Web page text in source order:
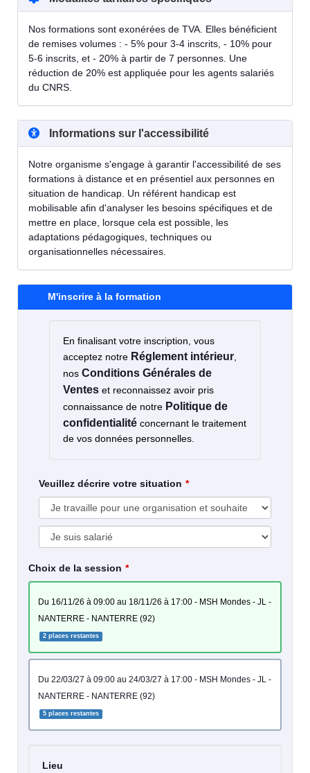
Nos formations sont exonérées de TVA. Elles bénéficient
de remises volumes : - 5% pour 3-4 inscrits, - 10% pour
5-6 inscrits, et - 20% à partir de 7 personnes. Une
réduction de 20% est appliquée pour les agents salariés
du CNRS.
Informations sur l'accessibilité
Notre organisme s'engage à garantir l'accessibilité de ses
formations à distance et en présentiel aux personnes en
situation de handicap. Un référent handicap est
mobilisable afin d'analyser les besoins spécifiques et de
mettre en place, lorsque cela est possible, les
adaptations pédagogiques, techniques ou
organisationnelles nécessaires.
M'inscrire à la formation
En finalisant votre inscription, vous
acceptez notre Réglement intérieur,
nos Conditions Générales de
Ventes et reconnaissez avoir pris
connaissance de notre Politique de
confidentialité concernant le traitement
de vos données personnelles.
Veuillez décrire votre situation
Choix de la session
du 16/11/26 à 09:00 au 18/11/26 à 17:00 - MSH Mondes - JL -
NANTERRE - NANTERRE (92)
2 places restantes
du 22/03/27 à 09:00 au 24/03/27 à 17:00 - MSH Mondes - JL -
NANTERRE - NANTERRE (92)
5 places restantes
Lieu